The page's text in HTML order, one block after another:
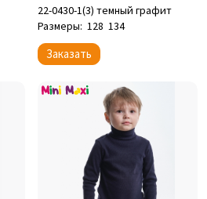
22-0430-1(3) темный графит
Размеры: 128 134
Заказать